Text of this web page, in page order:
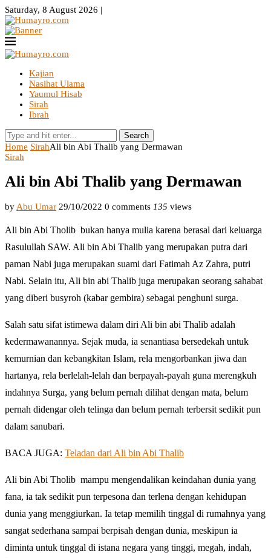
Saturday, 8 August 2026 |
Kajian
Nasihat Ulama
Yaumul Hisab
Sirah
Ibrah
Search
Home SirahAli bin Abi Thalib yang Dermawan
Sirah
Ali bin Abi Thalib yang Dermawan
by Abu Umar 29/10/2022 0 comments 135 views
Ali bin Abi Tholib bukan hanya mulia karena berasal dari keluarga
Rasulullah SAW. Ali bin Abi Thalib yang merupakan putra dari
paman Nabi juga merupakan suami dari Fatimah Az Zahra, putri
Nabi. Selain itu, Ali bin abi Thalib juga merupakan seorang sahabat
yang diberi busyroh (kabar gembira) sebagai penghuni surga.
Salah satu sifat istimewa dalam diri Ali bin abi Thalib adalah
kedermawanannya. Sejak muda, ia senantiasa bersedekah untuk
kemurnian dan kebangkitan Islam, rela mengorbankan jiwa dan
hartanya, rela berlelah-lelah dan berpayah-payah guna merengkuh
indahnya Surga, yang belum pernah dilihat dengan mata, belum
pernah didengar oleh telinga dan belum pernah terbersit sedikit pun
dalam sanubari.
BACA JUGA: Teladan dari Ali bin Abi Thalib
Ali bin Abi Tholib mampu mengendalikan keindahan dunia yang
fana, ia tak sedikit pun terpesona dan terlena dengan kehidupan
dunia yang menggiurkan. Ia tetap memilih tinggal di rumahnya yang
sangat sederhana sampai berpisah dengan dunia, meskipun ia
diminta untuk tinggal di istana negara yang tinggi, megah, indah,